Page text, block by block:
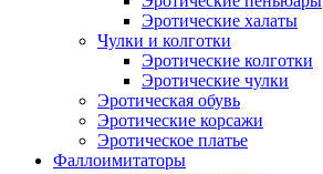
Эротические халаты
Чулки и колготки
Эротические колготки
Эротические чулки
Эротическая обувь
Эротические корсажи
Эротическое платье
Фаллоимитаторы